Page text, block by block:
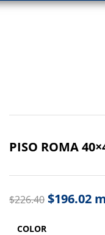
PISO ROMA
$226.40 $196.02
COLOR